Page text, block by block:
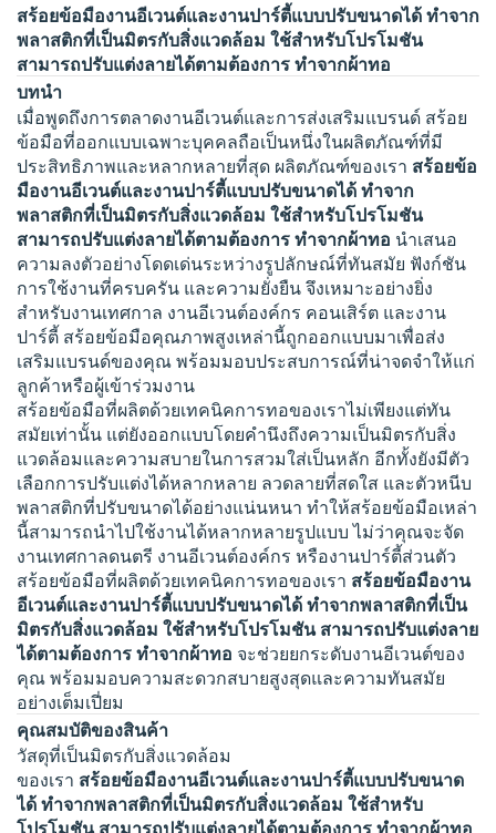
สร้อยข้อมืองานอีเวนต์และงานปาร์ตี้แบบปรับขนาดได้ ทำจาก
พลาสติกที่เป็นมิตรกับสิ่งแวดล้อม ใช้สำหรับโปรโมชัน
สามารถปรับแต่งลายได้ตามต้องการ ทำจากผ้าทอ
บทนำ
เมื่อพูดถึงการตลาดงานอีเวนต์และการส่งเสริมแบรนด์ สร้อย
ข้อมือที่ออกแบบเฉพาะบุคคลถือเป็นหนึ่งในผลิตภัณฑ์ที่มี
ประสิทธิภาพและหลากหลายที่สุด ผลิตภัณฑ์ของเรา สร้อยข้อ
มืองานอีเวนต์และงานปาร์ตี้แบบปรับขนาดได้ ทำจาก
พลาสติกที่เป็นมิตรกับสิ่งแวดล้อม ใช้สำหรับโปรโมชัน
สามารถปรับแต่งลายได้ตามต้องการ ทำจากผ้าทอ นำเสนอ
ความลงตัวอย่างโดดเด่นระหว่างรูปลักษณ์ที่ทันสมัย ฟังก์ชัน
การใช้งานที่ครบครัน และความยั่งยืน จึงเหมาะอย่างยิ่ง
สำหรับงานเทศกาล งานอีเวนต์องค์กร คอนเสิร์ต และงาน
ปาร์ตี้ สร้อยข้อมือคุณภาพสูงเหล่านี้ถูกออกแบบมาเพื่อส่ง
เสริมแบรนด์ของคุณ พร้อมมอบประสบการณ์ที่น่าจดจำให้แก่
ลูกค้าหรือผู้เข้าร่วมงาน
สร้อยข้อมือที่ผลิตด้วยเทคนิคการทอของเราไม่เพียงแต่ทัน
สมัยเท่านั้น แต่ยังออกแบบโดยคำนึงถึงความเป็นมิตรกับสิ่ง
แวดล้อมและความสบายในการสวมใส่เป็นหลัก อีกทั้งยังมีตัว
เลือกการปรับแต่งได้หลากหลาย ลวดลายที่สดใส และตัวหนีบ
พลาสติกที่ปรับขนาดได้อย่างแน่นหนา ทำให้สร้อยข้อมือเหล่า
นี้สามารถนำไปใช้งานได้หลากหลายรูปแบบ ไม่ว่าคุณจะจัด
งานเทศกาลดนตรี งานอีเวนต์องค์กร หรืองานปาร์ตี้ส่วนตัว
สร้อยข้อมือที่ผลิตด้วยเทคนิคการทอของเรา สร้อยข้อมืองาน
อีเวนต์และงานปาร์ตี้แบบปรับขนาดได้ ทำจากพลาสติกที่เป็น
มิตรกับสิ่งแวดล้อม ใช้สำหรับโปรโมชัน สามารถปรับแต่งลาย
ได้ตามต้องการ ทำจากผ้าทอ จะช่วยยกระดับงานอีเวนต์ของ
คุณ พร้อมมอบความสะดวกสบายสูงสุดและความทันสมัย
อย่างเต็มเปี่ยม
คุณสมบัติของสินค้า
วัสดุที่เป็นมิตรกับสิ่งแวดล้อม
ของเรา สร้อยข้อมืองานอีเวนต์และงานปาร์ตี้แบบปรับขนาด
ได้ ทำจากพลาสติกที่เป็นมิตรกับสิ่งแวดล้อม ใช้สำหรับ